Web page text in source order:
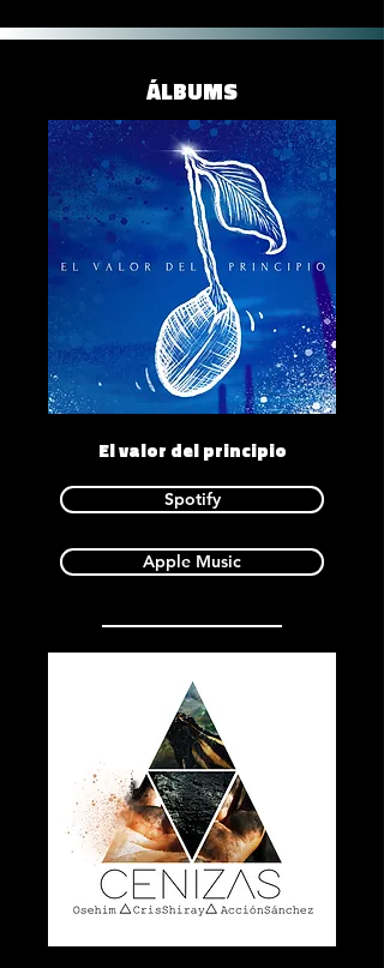
ÁLBUMS
El valor del principio
Spotify
Apple Music